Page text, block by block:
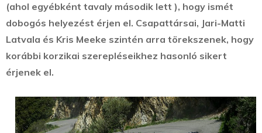
(ahol egyébként tavaly második lett ), hogy ismét
dobogós helyezést érjen el. Csapattársai, Jari-Matti
Latvala és Kris Meeke szintén arra törekszenek, hogy
korábbi korzikai szerepléseikhez hasonló sikert
érjenek el.